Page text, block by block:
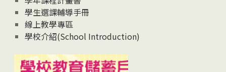
學生選課輔導手冊
線上教學專區
學校介紹(School Introduction)